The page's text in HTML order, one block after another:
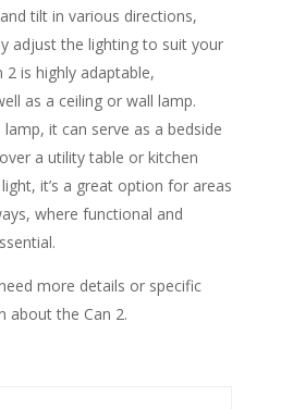
tilt in various directions,
adjust the lighting to suit your
2 is highly adaptable,
as a ceiling or wall lamp.
it can serve as a bedside
a utility table or kitchen
it’s a great option for areas
where functional and
more details or specific
about the Can 2.